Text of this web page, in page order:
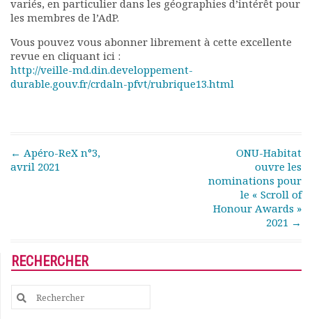
Comptes rendus mensuels
Rapports financiers
Nous rejoindre
Le bulletin
développement
Kiosk
Concours vidéo
Nos partenaires
variés, en particulier dans les géographies d’intérêt pour
les membres de l’AdP.
Vous pouvez vous abonner librement à cette excellente
revue en cliquant ici :
http://veille-md.din.developpement-
durable.gouv.fr/crdaln-pfvt/rubrique13.html
Post navigation
← Apéro-ReX n°3,
avril 2021
ONU-Habitat
ouvre les
nominations pour
le « Scroll of
Honour Awards »
2021 →
RECHERCHER
Search
for: